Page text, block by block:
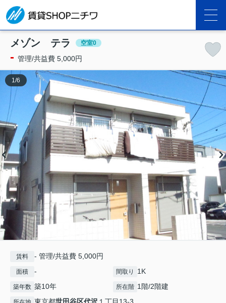
メゾン テラ 空室0
- 管理/共益費 5,000円
1 /6
賃料 - 管理/共益費 5,000円
面積 - 間取り 1K
築年数 築10年 所在階 1階/2階建